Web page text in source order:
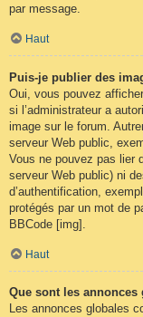
par message.
Haut
Puis-je publier des
Oui, vous pouvez
si l’administrateur a
image sur le forum.
serveur Web public,
Vous ne pouvez pas lier
serveur Web public) ni
d’authentification,
protégés par un mot de
BBCode [img].
Haut
Que sont les annonces
Les annonces globales